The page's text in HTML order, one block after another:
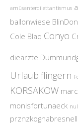
amüsanterdilettantismus
ballonwiese BlinDon
Cole Blaq Conyo
dieärzte
Urlaub flingern
KORSAKOW
monisfortunaeck